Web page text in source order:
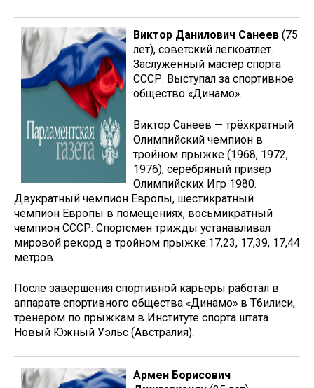
Виктор Данилович Санеев (75
лет), советский легкоатлет.
Заслуженный мастер спорта
СССР. Выступал за спортивное
общество «Динамо».
Виктор Санеев — трёхкратный
Олимпийский чемпион в
тройном прыжке (1968, 1972,
1976), серебряный призёр
Олимпийских Игр 1980.
Двукратный чемпион Европы, шестикратный
чемпион Европы в помещениях, восьмикратный
чемпион СССР. Спортсмен трижды устанавливал
мировой рекорд в тройном прыжке:17,23, 17,39, 17,44
метров.
После завершения спортивной карьеры работал в
аппарате спортивного общества «Динамо» в Тбилиси,
тренером по прыжкам в Институте спорта штата
Новый Южный Уэльс (Австралия).
Армен Борисович